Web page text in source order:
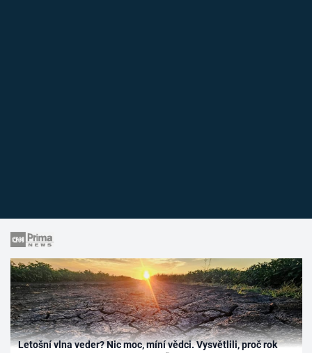
Letošní vlna veder? Nic moc, míní vědci. Vysvětlili, proč rok